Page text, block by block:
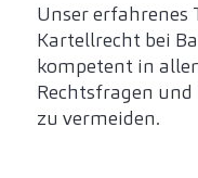
Unser erfahrenes
Kartellrecht bei
kompetent in
Rechtsfragen
zu vermeiden.